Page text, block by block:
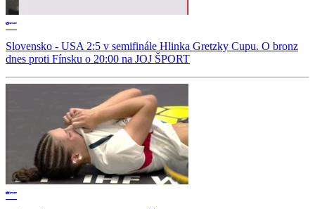
Slovensko - USA 2:5 v semifinále Hlinka Gretzky Cupu. O bronz
dnes proti Fínsku o 20:00 na JOJ ŠPORT